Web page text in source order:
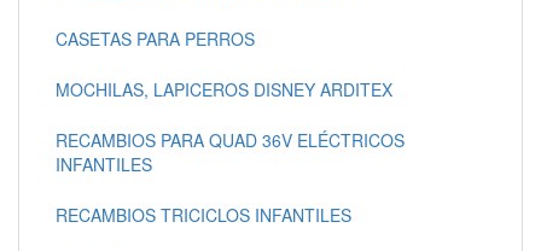
CASETAS PARA PERROS
MOCHILAS, LAPICEROS DISNEY ARDITEX
RECAMBIOS PARA QUAD 36V ELÉCTRICOS
INFANTILES
RECAMBIOS TRICICLOS INFANTILES